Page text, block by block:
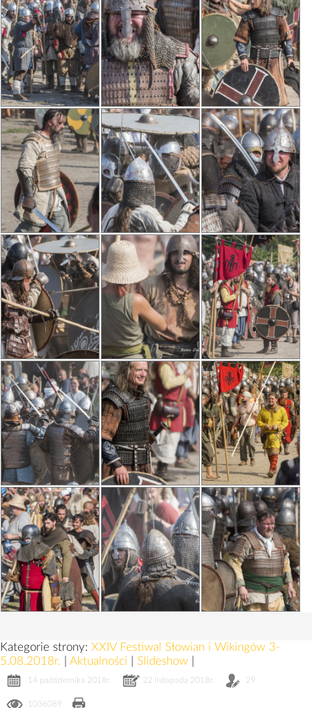
Kategorie strony: XXIV Festiwal Słowian i Wikingów 3-
5.08.2018r.
Aktualności Slideshow
14 października 2018r. 22 listopada 2018r. 29
1036089